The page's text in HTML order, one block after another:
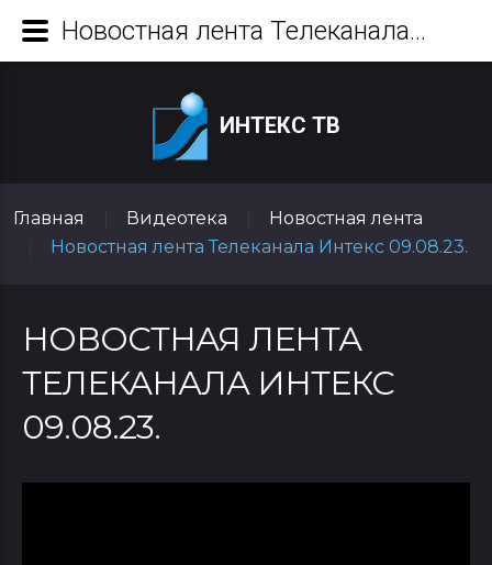
ИНТЕКС ТВ
Главная Видеотека
Новостная лента
Новостная лента Телеканала Интекс 09.08.23.
НОВОСТНАЯ ЛЕНТА
ТЕЛЕКАНАЛА ИНТЕКС
09.08.23.
Новостная лента Телеканала Интекс 09.08.23.